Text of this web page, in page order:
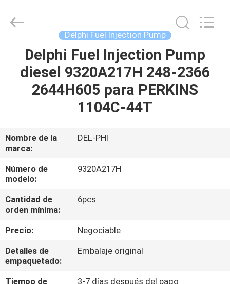
CASA
PRODUCTOS
LOS
VÍDEOS
SOBRE
NOSOTROS
RECORRIDO
POR
Parts
Delphi Fuel Injection Pump
Delphi Fuel Injection Pump
diesel 9320A217H 248-2366
2644H605 para PERKINS
1104C-44T
Nombre de la
marca:
DEL-PHI
Número de
modelo:
9320A217H
Cantidad de
orden mínima:
6pcs
Precio:
Negociable
Detalles de
empaquetado:
Embalaje original
Tiempo de
3-7 días después del pago